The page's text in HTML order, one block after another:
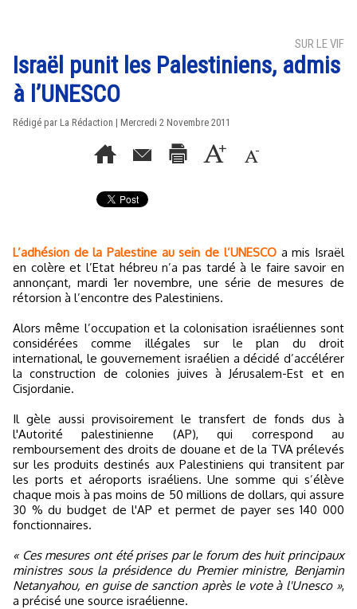
SUR LE VIF
Israël punit les Palestiniens, admis
à l’UNESCO
Rédigé par La Rédaction | Mercredi 2 Novembre 2011
L’adhésion de la Palestine au sein de l’UNESCOa mis Israël
en colère et l’Etat hébreu n’a pas tardé à le faire savoir en
annonçant, mardi 1er novembre, une série de mesures de
rétorsion à l’encontre des Palestiniens.
Alors même l’occupation et la colonisation israéliennes sont
considérées comme illégales sur le plan du droit
international, le gouvernement israélien a décidé d’accélérer
la construction de colonies juives à Jérusalem-Est et en
Cisjordanie.
Il gèle aussi provisoirement le transfert de fonds dus à
l'Autorité palestinienne (AP), qui correspond au
remboursement des droits de douane et de la TVA prélevés
sur les produits destinés aux Palestiniens qui transitent par
les ports et aéroports israéliens. Une somme qui s’élève
chaque mois à pas moins de 50 millions de dollars, qui assure
30 % du budget de l'AP et permet de payer ses 140 000
fonctionnaires.
« Ces mesures ont été prises par le forum des huit principaux
ministres sous la présidence du Premier ministre, Benjamin
Netanyahou, en guise de sanction après le vote à l'Unesco »,
a précisé une source israélienne.